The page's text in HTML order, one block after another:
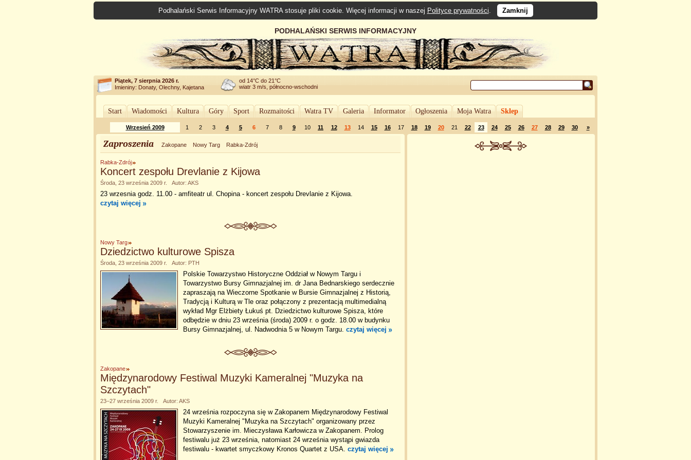
Podhalański Serwis Informacyjny WATRA stosuje pliki cookie. Więcej informacji w naszej Polityce prywatności. Zamknij
PODHALAŃSKI SERWIS INFORMACYJNY
Piątek, 7 sierpnia 2026 r.
Imieniny: Donaty, Olechny, Kajetana
od 14°C do 21°C
wiatr 3 m/s, północno-wschodni
Start Wiadomości Kultura Góry Sport Rozmaitości Watra TV Galeria Informator Ogłoszenia Moja Watra Sklep
Wrzesień 2009 1 2 3 4 5 6 7 8 9 10 11 12 13 14 15 16 17 18 19 20 21 22 23 24 25 26 27 28 29 30 »
Zaproszenia Zakopane Nowy Targ Rabka-Zdrój
Rabka-Zdrój
Koncert zespołu Drevlanie z Kijowa
Środa, 23 września 2009 r. Autor: AKS
23 wrzesnia godz. 11.00 - amfiteatr ul. Chopina - koncert zespołu Drevlanie z Kijowa.
czytaj więcej
Nowy Targ
Dziedzictwo kulturowe Spisza
Środa, 23 września 2009 r. Autor: PTH
Polskie Towarzystwo Historyczne Oddział w Nowym Targu i
Towarzystwo Bursy Gimnazjalnej im. dr Jana Bednarskiego serdecznie
zapraszają na Wieczorne Spotkanie w Bursie Gimnazjalnej z Historią,
Tradycją i Kulturą w Tle oraz połączony z prezentacją multimedialną
wykład Mgr Elżbiety Łukuś pt. Dziedzictwo kulturowe Spisza, które
odbędzie w dniu 23 września (środa) 2009 r. o godz. 18.00 w budynku
Bursy Gimnazjalnej, ul. Nadwodnia 5 w Nowym Targu. czytaj więcej
Zakopane
Międzynarodowy Festiwal Muzyki Kameralnej "Muzyka na
Szczytach"
23–27 września 2009 r. Autor: AKS
24 września rozpoczyna się w Zakopanem Międzynarodowy Festiwal
Muzyki Kameralnej "Muzyka na Szczytach" organizowany przez
Stowarzyszenie im. Mieczysława Karłowicza w Zakopanem. Prolog
festiwalu już 23 września, natomiast 24 września wystąpi gwiazda
festiwalu - kwartet smyczkowy Kronos Quartet z USA. czytaj więcej